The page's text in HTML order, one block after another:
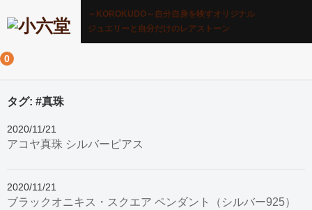
～KOROKUDO～自分自身を映すオリジナル
ジュエリーと自分だけのレアストーン
0
タグ: #真珠
2020/11/21
アコヤ真珠 シルバーピアス
2020/11/21
ブラックオニキス・スクエア ペンダント（シルバー925）